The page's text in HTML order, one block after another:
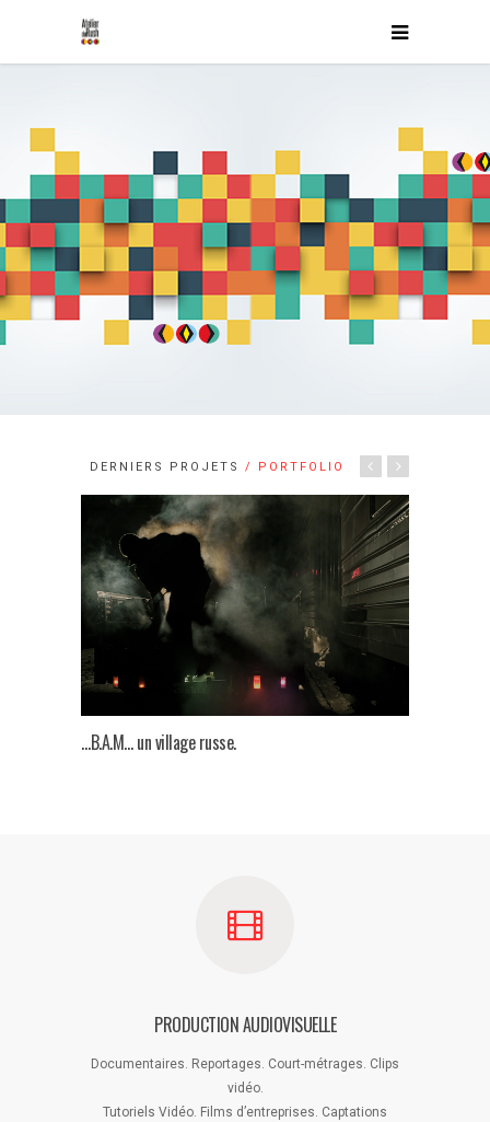
DERNIERS PROJETS / PORTFOLIO
…B.A.M… un village russe.
PRODUCTION AUDIOVISUELLE
Documentaires. Reportages. Court-métrages. Clips
vidéo.
Tutoriels Vidéo. Films d’entreprises. Captations